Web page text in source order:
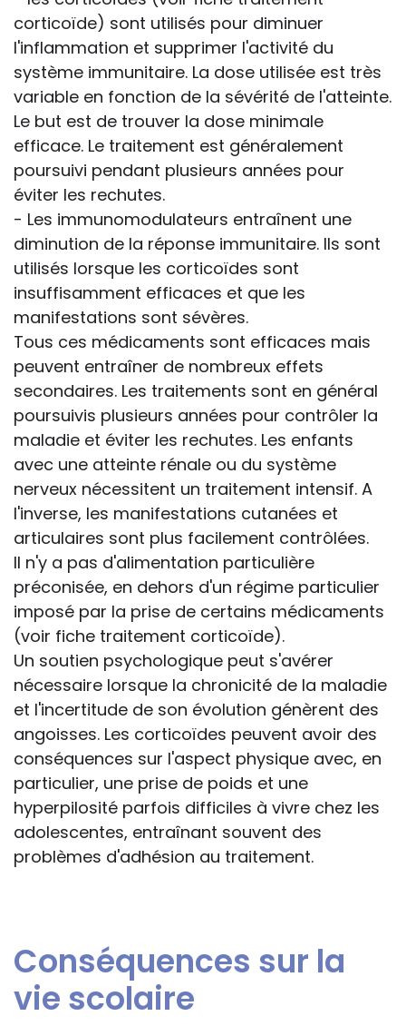
corticoïde) sont utilisés pour diminuer
l'inflammation et supprimer l'activité du
système immunitaire. La dose utilisée est très
variable en fonction de la sévérité de l'atteinte.
Le but est de trouver la dose minimale
efficace. Le traitement est généralement
poursuivi pendant plusieurs années pour
éviter les rechutes.
- Les immunomodulateurs entraînent une
diminution de la réponse immunitaire. Ils sont
utilisés lorsque les corticoïdes sont
insuffisamment efficaces et que les
manifestations sont sévères.
Tous ces médicaments sont efficaces mais
peuvent entraîner de nombreux effets
secondaires. Les traitements sont en général
poursuivis plusieurs années pour contrôler la
maladie et éviter les rechutes. Les enfants
avec une atteinte rénale ou du système
nerveux nécessitent un traitement intensif. A
l'inverse, les manifestations cutanées et
articulaires sont plus facilement contrôlées.
Il n'y a pas d'alimentation particulière
préconisée, en dehors d'un régime particulier
imposé par la prise de certains médicaments
(voir fiche traitement corticoïde).
Un soutien psychologique peut s'avérer
nécessaire lorsque la chronicité de la maladie
et l'incertitude de son évolution génèrent des
angoisses. Les corticoïdes peuvent avoir des
conséquences sur l'aspect physique avec, en
particulier, une prise de poids et une
hyperpilosité parfois difficiles à vivre chez les
adolescentes, entraînant souvent des
problèmes d'adhésion au traitement.
Conséquences sur la
vie scolaire